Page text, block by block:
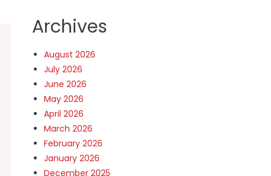
Archives
August 2026
July 2026
June 2026
May 2026
April 2026
March 2026
February 2026
January 2026
December 2025